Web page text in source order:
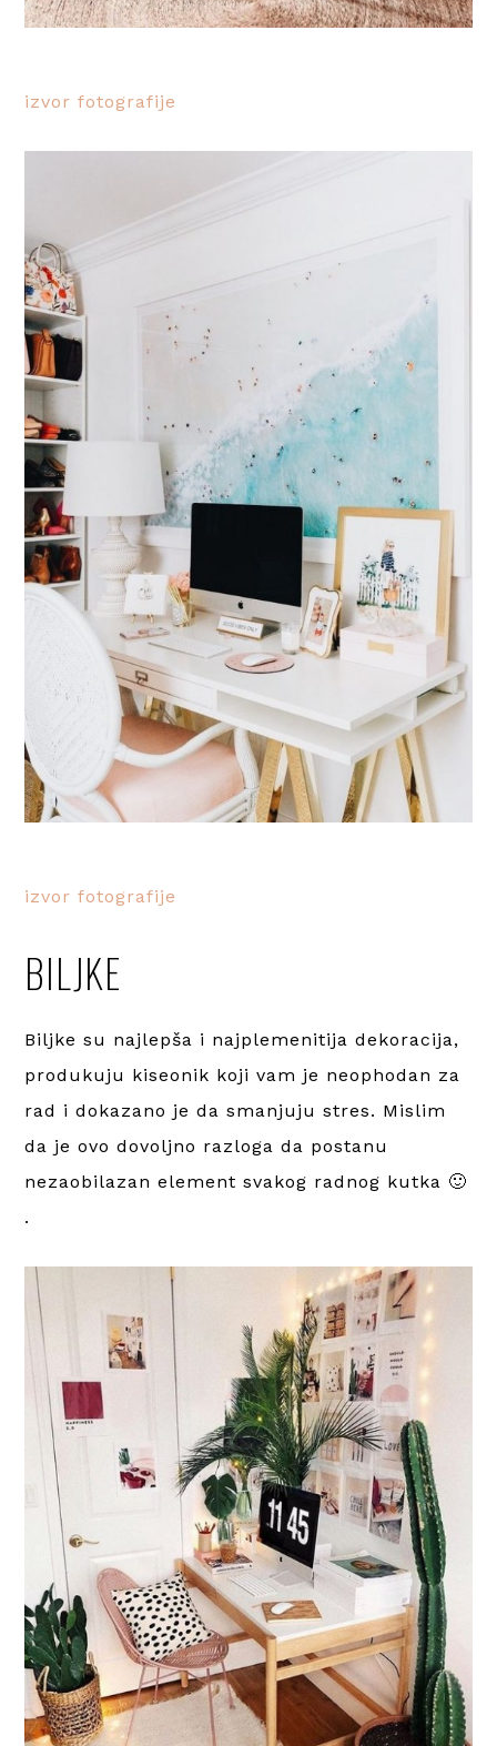
izvor fotografije
izvor fotografije
BILJKE
Biljke su najlepša i najplemenitija dekoracija,
produkuju kiseonik koji vam je neophodan za
rad i dokazano je da smanjuju stres. Mislim
da je ovo dovoljno razloga da postanu
nezaobilazan element svakog radnog kutka 🙂
.